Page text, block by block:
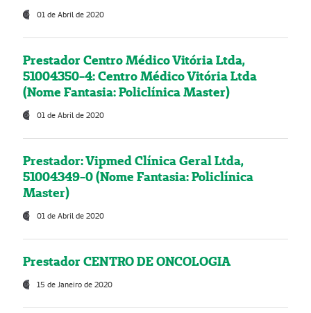
01 de Abril de 2020
Prestador Centro Médico Vitória Ltda,
51004350-4: Centro Médico Vitória Ltda
(Nome Fantasia: Policlínica Master)
01 de Abril de 2020
Prestador: Vipmed Clínica Geral Ltda,
51004349-0 (Nome Fantasia: Policlínica
Master)
01 de Abril de 2020
Prestador CENTRO DE ONCOLOGIA
15 de Janeiro de 2020